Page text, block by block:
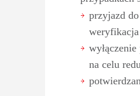
przyjazd
na celu